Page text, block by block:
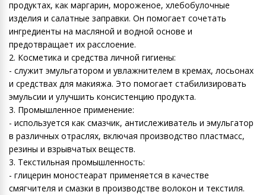
продуктах, как маргарин, мороженое, хлебобулочные
изделия и салатные заправки. Он помогает сочетать
ингредиенты на масляной и водной основе и
предотвращает их расслоение.
2. Косметика и средства личной гигиены:
- служит эмульгатором и увлажнителем в кремах, лосьонах
и средствах для макияжа. Это помогает стабилизировать
эмульсии и улучшить консистенцию продукта.
3. Промышленное применение:
- используется как смазчик, антислеживатель и эмульгатор
в различных отраслях, включая производство пластмасс,
резины и взрывчатых веществ.
3. Текстильная промышленность:
- глицерин моностеарат применяется в качестве
смягчителя и смазки в производстве волокон и текстиля.